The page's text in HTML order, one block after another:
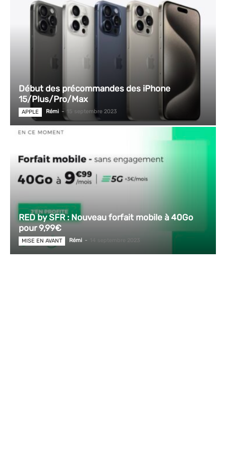
Début des précommandes des iPhone
15/Plus/Pro/Max
APPLE Rémi - 15 septembre 2023
RED by SFR : Nouveau forfait mobile à 40Go
pour 9,99€
MISE EN AVANT Rémi - 14 septembre 2023